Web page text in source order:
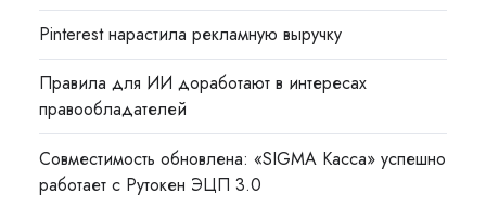
Pinterest нарастила рекламную выручку
Правила для ИИ доработают в интересах
правообладателей
Совместимость обновлена: «SIGMA Касса» успешно
работает с Рутокен ЭЦП 3.0